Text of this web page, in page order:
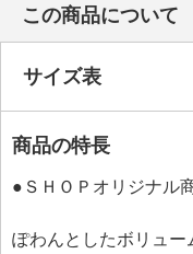
この商品について
サイズ表
商品の特長
●ＳＨＯＰオリジナル
ぽわんとしたボリュー